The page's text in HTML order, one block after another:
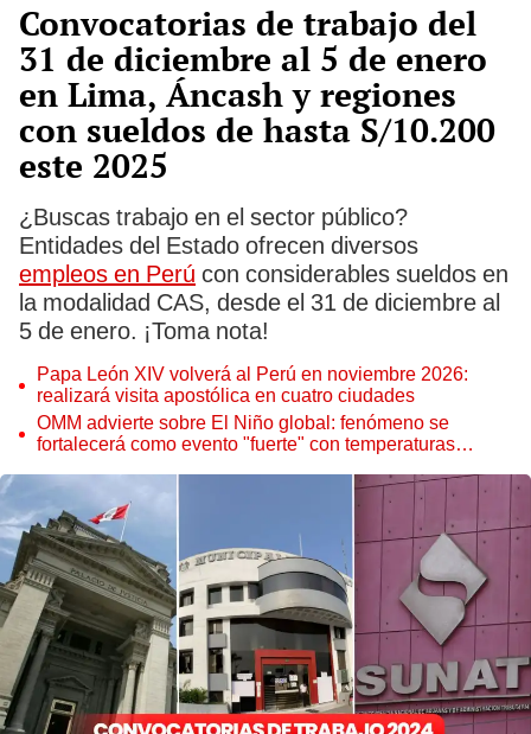
Convocatorias de trabajo del
31 de diciembre al 5 de enero
en Lima, Áncash y regiones
con sueldos de hasta S/10.200
este 2025
¿Buscas trabajo en el sector público?
Entidades del Estado ofrecen diversos
empleos en Perú con considerables sueldos en
la modalidad CAS, desde el 31 de diciembre al
5 de enero. ¡Toma nota!
Papa León XIV volverá al Perú en noviembre 2026:
realizará visita apostólica en cuatro ciudades
OMM advierte sobre El Niño global: fenómeno se
fortalecerá como evento "fuerte" con temperaturas